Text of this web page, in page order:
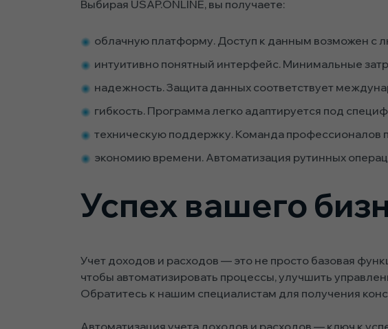
Выбирая USAP.ONLINE, вы получаете:
облачную платформу. Доступ к данным возможен с
интуитивно понятный интерфейс. Минимальные
надежность. Защита данных соответствует
гибкость. Программа легко адаптируется под
техническую поддержку. Команда профессионалов
экономию времени. Автоматизация рутинных
Успех вашего
Учет доходов и расходов — это не просто базовая
чтобы автоматизировать процессы, улучшить
Обратитесь к нашим специалистам для получения